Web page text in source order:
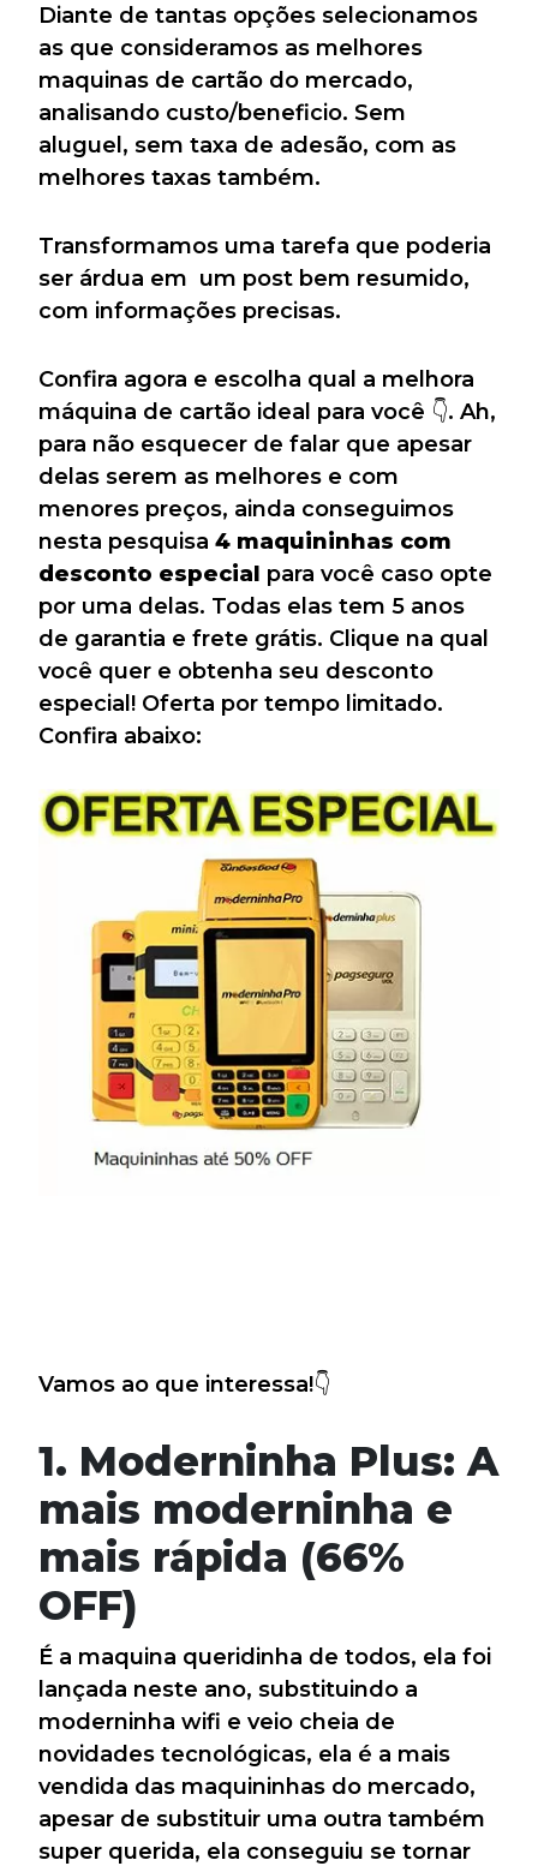
Diante de tantas opções selecionamos
as que consideramos as melhores
maquinas de cartão do mercado,
analisando custo/beneficio. Sem
aluguel, sem taxa de adesão, com as
melhores taxas também.
Transformamos uma tarefa que poderia
ser árdua em um post bem resumido,
com informações precisas.
Confira agora e escolha qual a melhora
máquina de cartão ideal para você 👇. Ah,
para não esquecer de falar que apesar
delas serem as melhores e com
menores preços, ainda conseguimos
nesta pesquisa 4 maquininhas com
desconto especial para você caso opte
por uma delas. Todas elas tem 5 anos
de garantia e frete grátis. Clique na qual
você quer e obtenha seu desconto
especial! Oferta por tempo limitado.
Confira abaixo:
Vamos ao que interessa!👇
1. Moderninha Plus: A
mais moderninha e
mais rápida (66%
OFF)
É a maquina queridinha de todos, ela foi
lançada neste ano, substituindo a
moderninha wifi e veio cheia de
novidades tecnológicas, ela é a mais
vendida das maquininhas do mercado,
apesar de substituir uma outra também
super querida, ela conseguiu se tornar